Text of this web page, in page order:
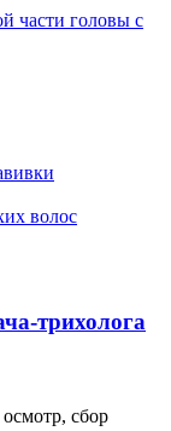
части головы с
волос
трихолога
сбор